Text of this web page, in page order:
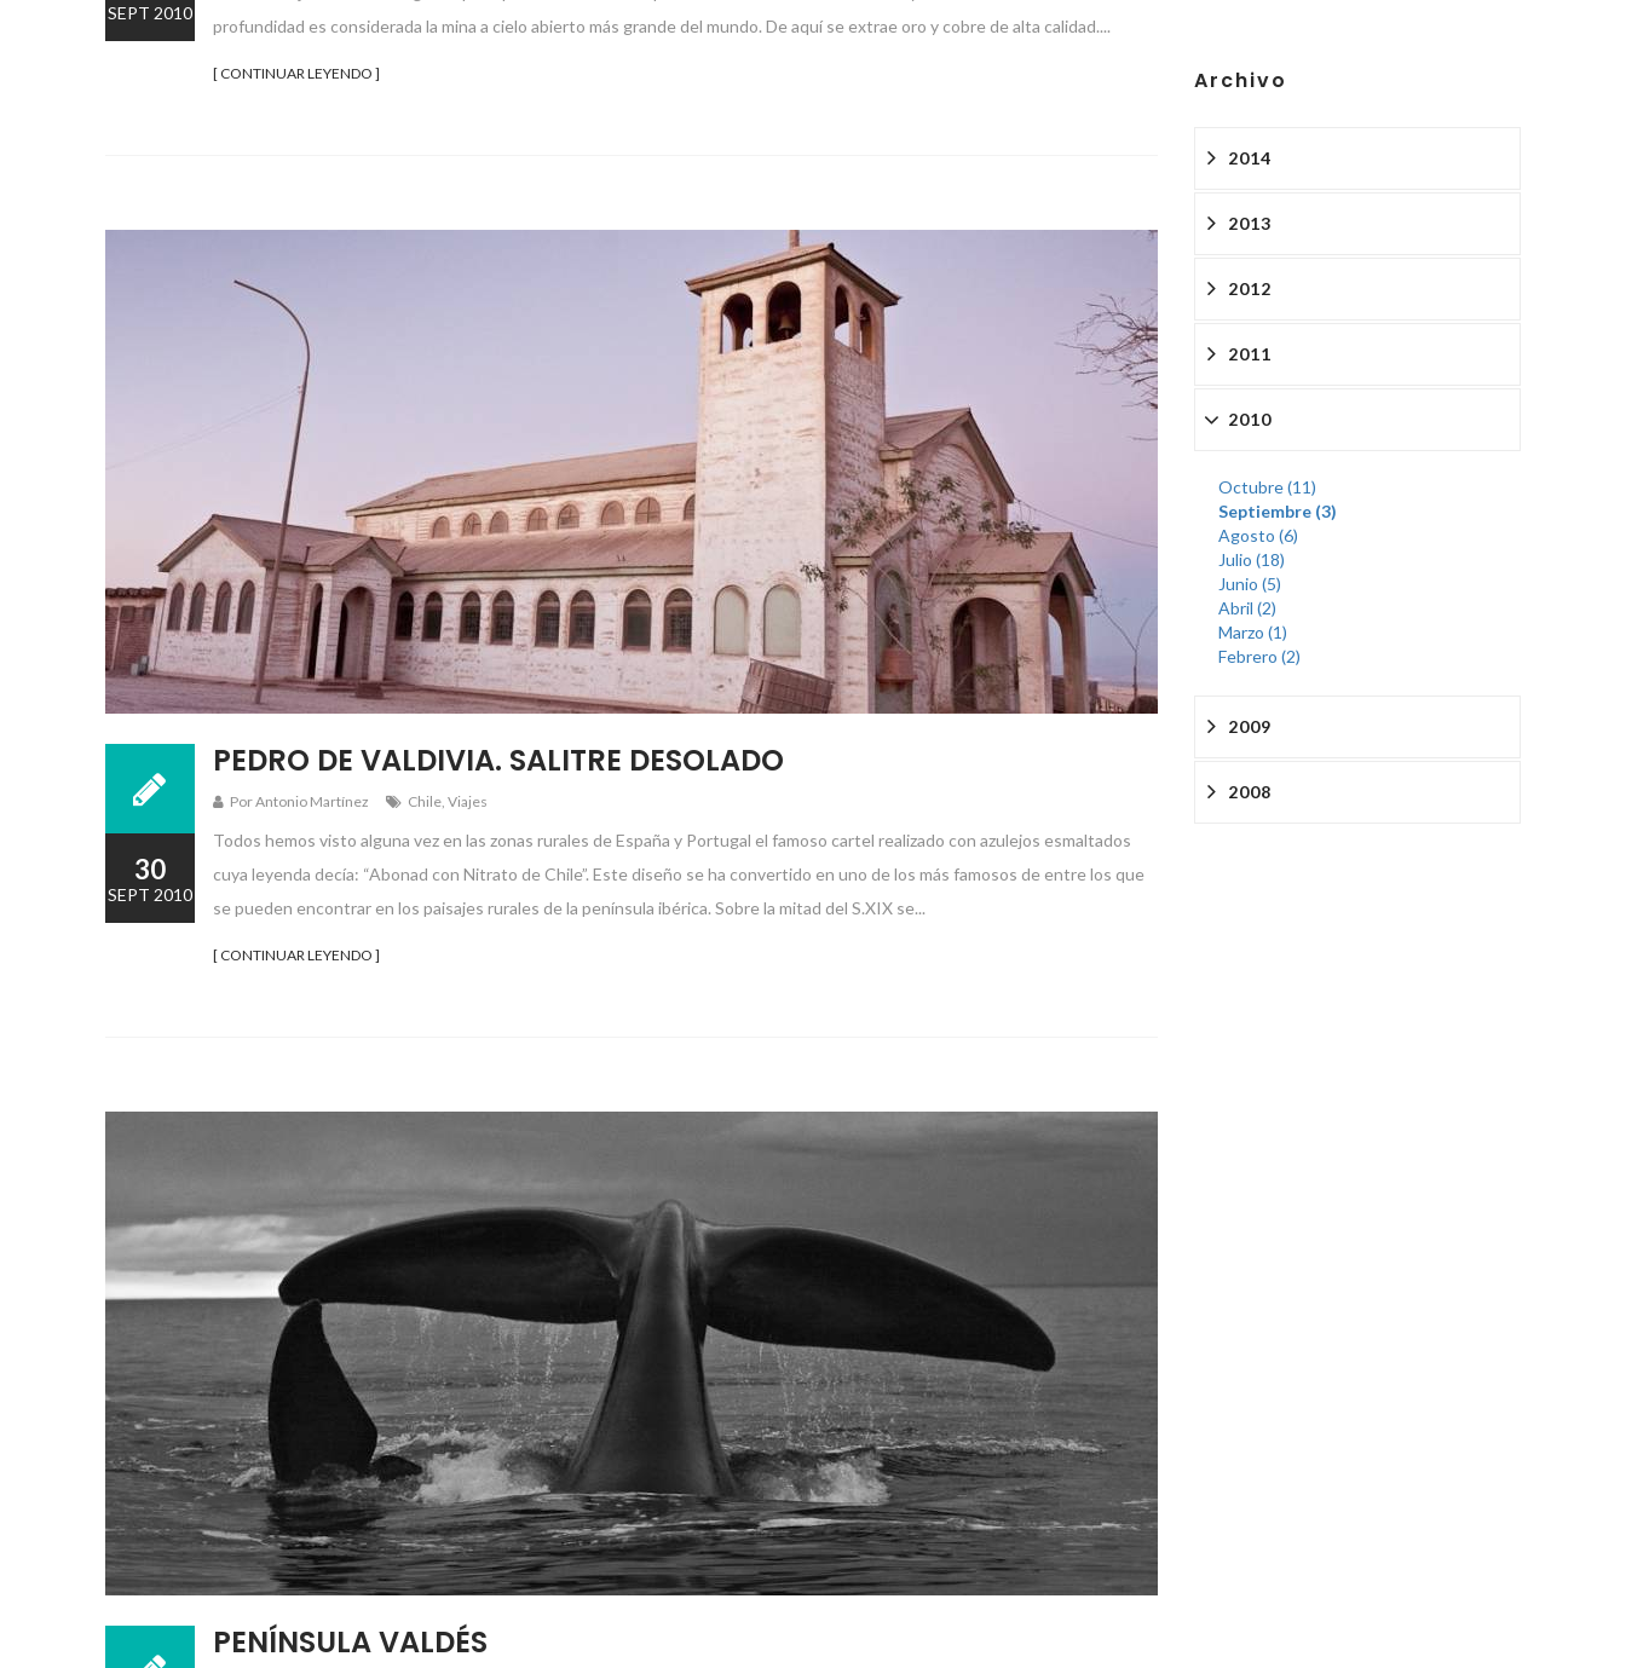
profundidad es considerada la mina a cielo abierto más grande del mundo. De aquí se extrae oro y cobre de alta calidad....
[ CONTINUAR LEYENDO ]
SEPT 2010
PEDRO DE VALDIVIA. SALITRE DESOLADO
Por Antonio Martínez Chile, Viajes
Todos hemos visto alguna vez en las zonas rurales de España y Portugal el famoso cartel realizado con azulejos esmaltados
cuya leyenda decía: “Abonad con Nitrato de Chile”. Este diseño se ha convertido en uno de los más famosos de entre los que
se pueden encontrar en los paisajes rurales de la península ibérica. Sobre la mitad del S.XIX se...
[ CONTINUAR LEYENDO ]
30
SEPT 2010
PENÍNSULA VALDÉS
Archivo
2014
2013
2012
2011
2010
Octubre (11)
Septiembre (3)
Agosto (6)
Julio (18)
Junio (5)
Abril (2)
Marzo (1)
Febrero (2)
2009
2008